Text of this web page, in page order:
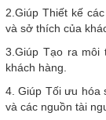
2.Giúp Thiết kế
và sở thích của
3.Giúp Tạo ra
khách hàng.
4. Giúp Tối ưu hóa
và các nguồn tài